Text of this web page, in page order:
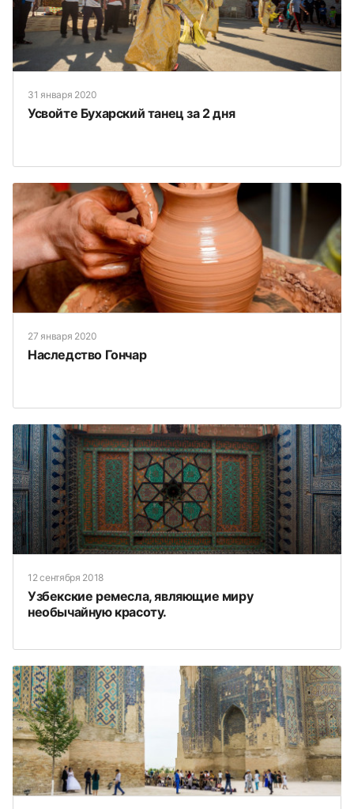
31 января 2020
Усвойте Бухарский танец за 2 дня
27 января 2020
Наследство Гончар
12 сентября 2018
Узбекские ремесла, являющие миру
необычайную красоту.